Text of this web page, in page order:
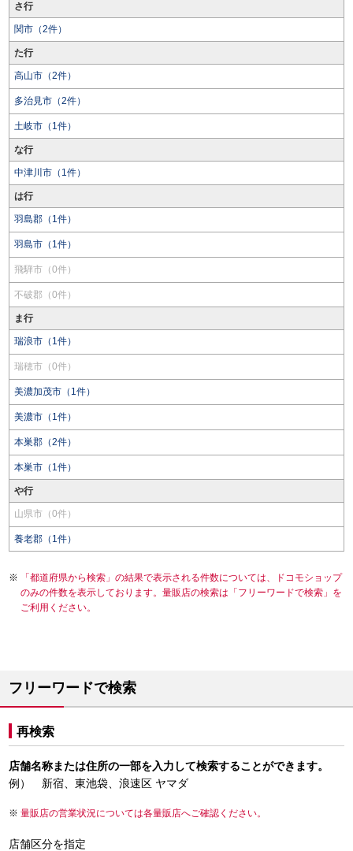
さ行
関市（2件）
た行
高山市（2件）
多治見市（2件）
土岐市（1件）
な行
中津川市（1件）
は行
羽島郡（1件）
羽島市（1件）
飛騨市（0件）
不破郡（0件）
ま行
瑞浪市（1件）
瑞穂市（0件）
美濃加茂市（1件）
美濃市（1件）
本巣郡（2件）
本巣市（1件）
や行
山県市（0件）
養老郡（1件）
「都道府県から検索」の結果で表示される件数については、ドコモショップ
のみの件数を表示しております。量販店の検索は「フリーワードで検索」を
ご利用ください。
フリーワードで検索
再検索
店舗名称または住所の一部を入力して検索することができます。
例） 新宿、東池袋、浪速区 ヤマダ
量販店の営業状況については各量販店へご確認ください。
店舗区分を指定